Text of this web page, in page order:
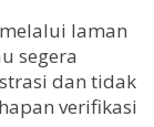
laman
segera
dan tidak
verifikasi